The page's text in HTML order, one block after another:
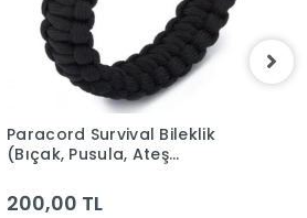
Paracord Survival Bileklik
(Bıçak, Pusula, Ateş
Ikaz Düdüğü)
200,00 TL